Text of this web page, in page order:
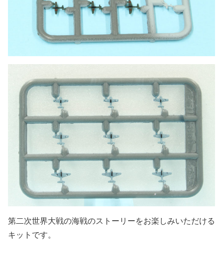
第二次世界大戦の海戦のストーリーをお楽しみいただける
キットです。